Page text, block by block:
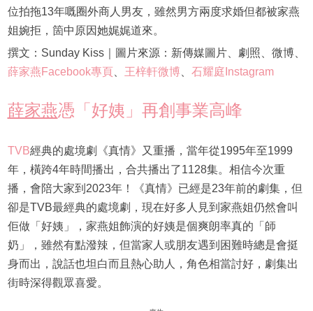
位拍拖13年嘅圈外商人男友，雖然男方兩度求婚但都被家燕
姐婉拒，箇中原因她娓娓道來。
撰文：Sunday Kiss｜圖片來源：新傳媒圖片、劇照、微博、
薛家燕Facebook專頁、 王梓軒微博 石耀庭Instagram
薛家燕憑「好姨」再創事業高峰
TVB經典的處境劇《真情》又重播，當年從1995年至1999
年，橫跨4年時間播出，合共播出了1128集。相信今次重
播，會陪大家到2023年！《真情》已經是23年前的劇集，但
卻是TVB最經典的處境劇，現在好多人見到家燕姐仍然會叫
佢做「好姨」，家燕姐飾演的好姨是個爽朗率真的「師
奶」，雖然有點潑辣，但當家人或朋友遇到困難時總是會挺
身而出，說話也坦白而且熱心助人，角色相當討好，劇集出
街時深得觀眾喜愛。